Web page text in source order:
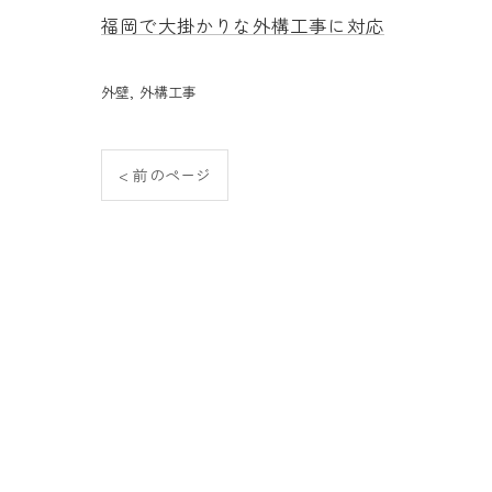
福岡で大掛かりな外構工事に対応
外壁 外構工事
< 前のページ